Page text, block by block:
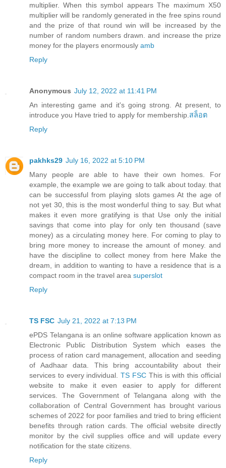
multiplier. When this symbol appears The maximum X50
multiplier will be randomly generated in the free spins round
and the prize of that round win will be increased by the
number of random numbers drawn. and increase the prize
money for the players enormously amb
Reply
Anonymous July 12, 2022 at 11:41 PM
An interesting game and it's going strong. At present, to
introduce you Have tried to apply for membership. สล็อต
Reply
pakhks29 July 16, 2022 at 5:10 PM
Many people are able to have their own homes. For
example, the example we are going to talk about today. that
can be successful from playing slots games At the age of
not yet 30, this is the most wonderful thing to say. But what
makes it even more gratifying is that Use only the initial
savings that come into play for only ten thousand (save
money) as a circulating money here. For coming to play to
bring more money to increase the amount of money. and
have the discipline to collect money from here Make the
dream, in addition to wanting to have a residence that is a
compact room in the travel area superslot
Reply
TS FSC July 21, 2022 at 7:13 PM
ePDS Telangana is an online software application known as
Electronic Public Distribution System which eases the
process of ration card management, allocation and seeding
of Aadhaar data. This bring accountability about their
services to every individual.TS FSC This is with this official
website to make it even easier to apply for different
services. The Government of Telangana along with the
collaboration of Central Government has brought various
schemes of 2022 for poor families and tried to bring efficient
benefits through ration cards. The official website directly
monitor by the civil supplies office and will update every
notification for the state citizens.
Reply